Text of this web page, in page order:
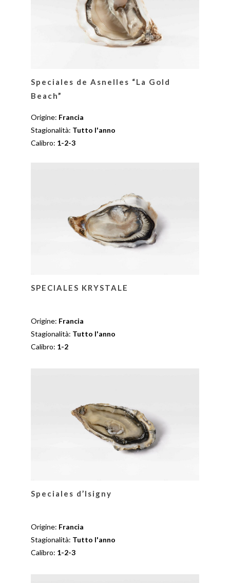
Speciales de Asnelles “La Gold
Beach”
Origine: Francia
Stagionalità: Tutto l'anno
Calibro: 1-2-3
SPECIALES KRYSTALE
Origine: Francia
Stagionalità: Tutto l'anno
Calibro: 1-2
Speciales d’Isigny
Origine: Francia
Stagionalità: Tutto l'anno
Calibro: 1-2-3